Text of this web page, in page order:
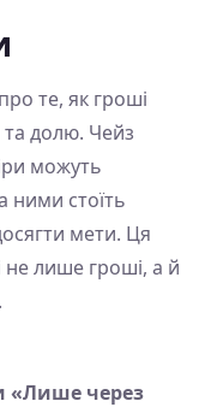
те, як гроші
та долю. Чейз
можуть
ними стоїть
мети. Ця
не лише гроші, а й
«Лише через